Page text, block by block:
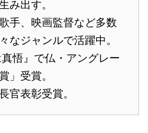
み出す。
手、映画監督など多数
なジャンルで活躍中。
悟』で仏・アングレー
」受賞。
官表彰受賞。